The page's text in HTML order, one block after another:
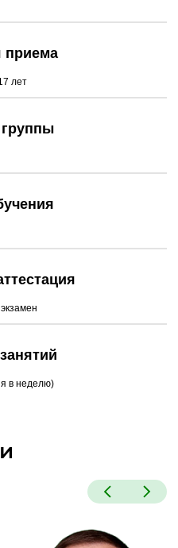
приема
лет
в неделю)